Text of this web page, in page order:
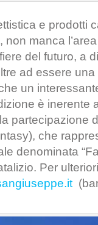
e prodotti
manca
del futuro, a
ad essere
un
è inerente
partecipazione
che
denominata
Per